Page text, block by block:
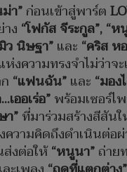
า”ก่อนเข้าสู่พาร์ต
ง “โฟกัส จีระกูล”, “ห
ว นิษฐา”และ “คริส ห
งความทรงจำไม่ว่าจ
“แฟนฉัน”และ “มอง
…เออเร่อ”พร้อมเซอร์ไ
า”ที่มาร่วมสร้างสีสัน
วามคิดถึงดำเนินต่อ
งต่อให้“หนูนา”ถ่าย